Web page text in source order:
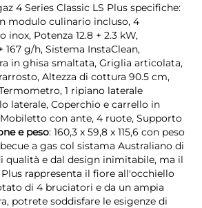
4 Series Classic LS Plus specifiche:
modulo culinario incluso, 4
Potenza 12.8 + 2.3 kW,
167 g/h, Sistema InstaClean,
in ghisa smaltata, Griglia articolata,
Altezza di cottura 90.5 cm,
1 ripiano laterale
laterale, Coperchio e carrello in
con ante, 4 ruote, Supporto
e peso: 160,3 x 59,8 x 115,6 con peso
a gas col sistama Australiano di
qualità e dal design inimitabile, ma il
Plus rappresenta il fiore all'occhiello
di 4 bruciatori e da un ampia
potrete soddisfare le esigenze di